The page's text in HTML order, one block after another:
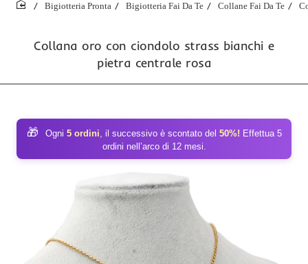
Collana oro con ciondolo strass bianchi e
pietra centrale rosa
Bigiotteria Pronta Bigiotteria Fai Da Te Collane Fai Da Te
🎁 Ogni 5 ordini, il successivo è scontato del 50%! Effettua 5
ordini nell’arco di 12 mesi.